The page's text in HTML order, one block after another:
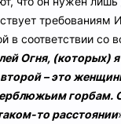
в соответствии со
Огня, (которых)
– это
горбам.
то расстоянии